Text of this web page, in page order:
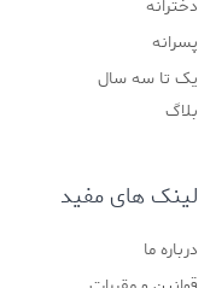
دخترانه
پسرانه
یک تا سه سال
بلاگ
لینک های مفید
درباره ما